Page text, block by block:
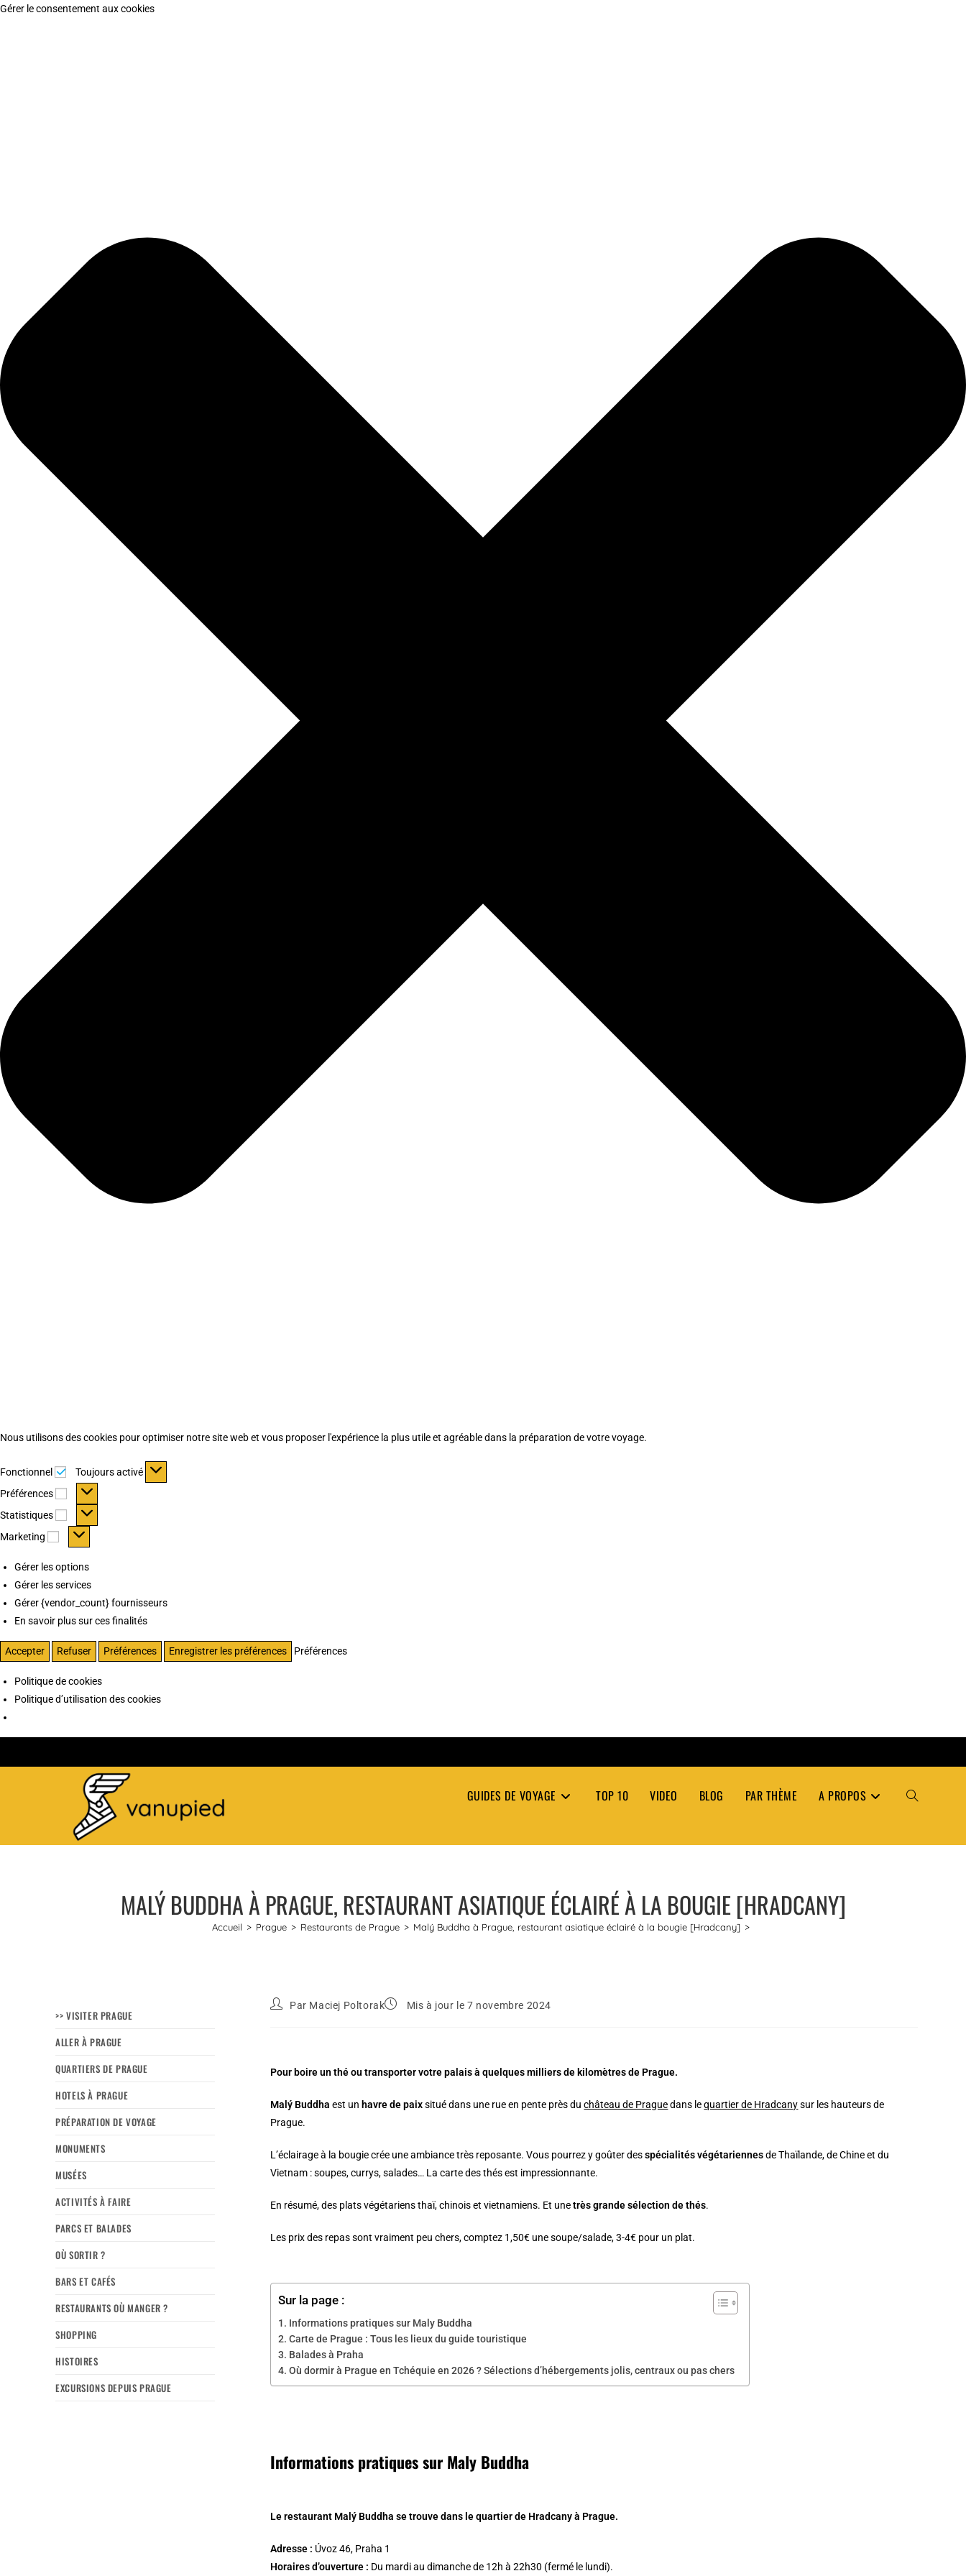
Gérer le consentement aux cookies
Nous utilisons des cookies pour optimiser notre site web et vous proposer l'expérience la plus utile et agréable dans la préparation de votre voyage.
Fonctionnel Fonctionnel
Toujours activé
Préférences
Préférences
Statistiques Statistiques
Marketing Marketing
Gérer les options
Gérer les services
Gérer {vendor_count} fournisseurs
En savoir plus sur ces finalités
Accepter Refuser Préférences Enregistrer les préférences Préférences
Politique de cookies
Politique d’utilisation des cookies
GUIDES DE VOYAGE TOP 10 VIDEO BLOG PAR THÈME A PROPOS TOGGLE
MALÝ BUDDHA À PRAGUE, RESTAURANT ASIATIQUE ÉCLAIRÉ À LA BOUGIE [HRADCANY]
Accueil > Prague > Restaurants de Prague > Malý Buddha à Prague, restaurant asiatique éclairé à la bougie [Hradcany] >
>> VISITER PRAGUE
ALLER À PRAGUE
QUARTIERS DE PRAGUE
HOTELS À PRAGUE
PRÉPARATION DE VOYAGE
MONUMENTS
MUSÉES
ACTIVITÉS À FAIRE
PARCS ET BALADES
OÙ SORTIR ?
BARS ET CAFÉS
RESTAURANTS OÙ MANGER ?
SHOPPING
HISTOIRES
EXCURSIONS DEPUIS PRAGUE
Par Maciej Poltorak Mis à jour le 7 novembre 2024
Pour boire un thé ou transporter votre palais à quelques milliers de kilomètres de Prague.
Malý Buddha est un havre de paixsitué dans une rue en pente près duchâteau de Praguedans lequartier de Hradcanysur les hauteurs de
Prague.
L’éclairage à la bougie crée une ambiance très reposante. Vous pourrez y goûter desspécialités végétariennesde Thaïlande, de Chine et du
Vietnam : soupes, currys, salades… La carte des thés est impressionnante.
En résumé, des plats végétariens thaï, chinois et vietnamiens. Et unetrès grande sélection de thés.
Les prix des repas sont vraiment peu chers, comptez 1,50€ une soupe/salade, 3-4€ pour un plat.
Sur la page :
Informations pratiques sur Maly Buddha
Carte de Prague : Tous les lieux du guide touristique
Balades à Praha
Où dormir à Prague en Tchéquie en 2026 ? Sélections d’hébergements jolis, centraux ou pas chers
Informations pratiques sur Maly Buddha
Le restaurant Malý Buddha se trouve dans le quartier de Hradcany à Prague.
Adresse : Úvoz 46, Praha 1
Horaires d’ouverture : Du mardi au dimanche de 12h à 22h30 (fermé le lundi).